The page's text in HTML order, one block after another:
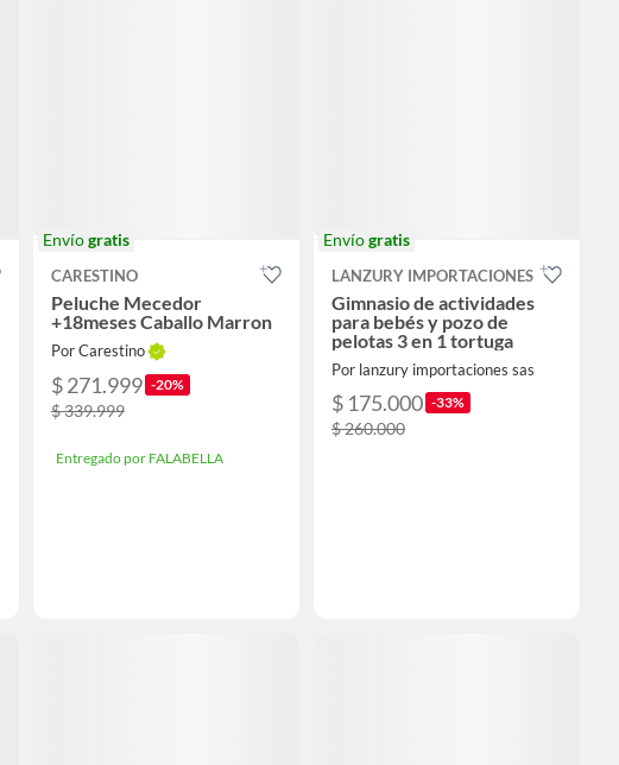
Envíogratis
CARESTINO
Peluche Mecedor
+18meses Caballo Marron
Por Carestino
$ 271.999 -20%
$ 339.999
Entregado por FALABELLA
Envíogratis
LANZURY IMPORTACIONES
Gimnasio de actividades
para bebés y pozo de
pelotas 3 en 1 tortuga
Por lanzury importaciones sas
$ 175.000 -33%
$ 260.000